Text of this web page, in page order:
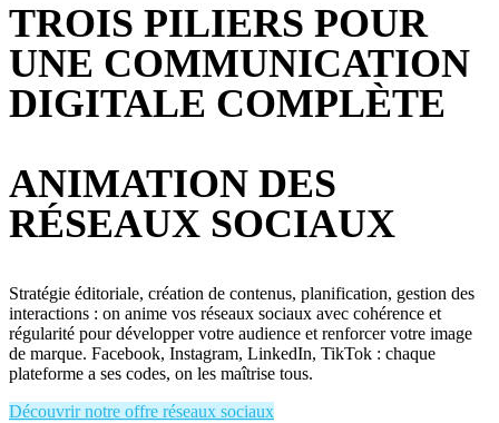
TROIS PILIERS POUR
UNE COMMUNICATION
DIGITALE COMPLÈTE
ANIMATION DES
RÉSEAUX SOCIAUX
Stratégie éditoriale, création de contenus, planification, gestion des
interactions : on anime vos réseaux sociaux avec cohérence et
régularité pour développer votre audience et renforcer votre image
de marque. Facebook, Instagram, LinkedIn, TikTok : chaque
plateforme a ses codes, on les maîtrise tous.
Découvrir notre offre réseaux sociaux